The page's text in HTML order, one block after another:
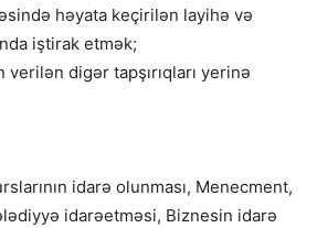
həyata keçirilən layihə və
iştirak etmək;
digər tapşırıqları yerinə
idarə olunması, Menecment,
idarəetməsi, Biznesin idarə